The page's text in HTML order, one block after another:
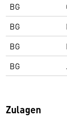
BG
BG
BG
I
BG
Zulagen